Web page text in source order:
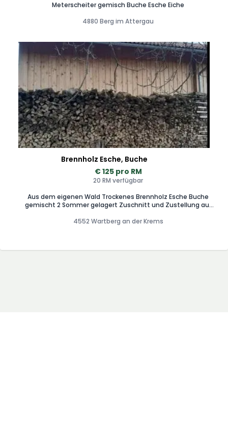
Meterscheiter gemisch Buche Esche Eiche
4880 Berg im Attergau
Brennholz Esche, Buche
€ 125 pro RM
20 RM verfügbar
Aus dem eigenen Wald Trockenes Brennholz Esche Buche
gemischt 2 Sommer gelagert Zuschnitt und Zustellung auf
4552 Wartberg an der Krems